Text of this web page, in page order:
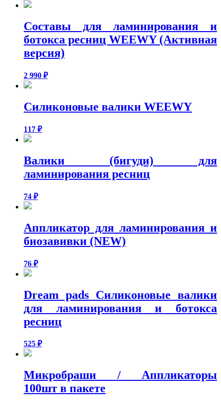
Составы для ламинирования и
ботокса ресниц WEEWY (Активная
версия)
2 990 ₽
Силиконовые валики WEEWY
117 ₽
Валики (бигуди) для
ламинирования ресниц
74 ₽
Аппликатор для ламинирования и
биозавивки (NEW)
76 ₽
Dream pads Силиконовые валики
для ламинирования и ботокса
ресниц
525 ₽
Микробраши / Аппликаторы
100шт в пакете